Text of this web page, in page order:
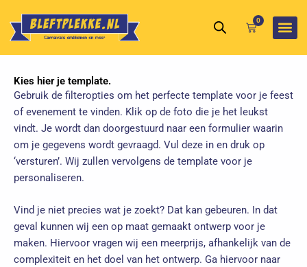
naar
de
inhoud
0
Winkelwagen
Kies hier je template.
Gebruik de filteropties om het perfecte template voor je feest
of evenement te vinden. Klik op de foto die je het leukst
vindt. Je wordt dan doorgestuurd naar een formulier waarin
om je gegevens wordt gevraagd. Vul deze in en druk op
‘versturen’. Wij zullen vervolgens de template voor je
personaliseren.
Vind je niet precies wat je zoekt? Dat kan gebeuren. In dat
geval kunnen wij een op maat gemaakt ontwerp voor je
maken. Hiervoor vragen wij een meerprijs, afhankelijk van de
complexiteit en het doel van het ontwerp. Ga hiervoor naar